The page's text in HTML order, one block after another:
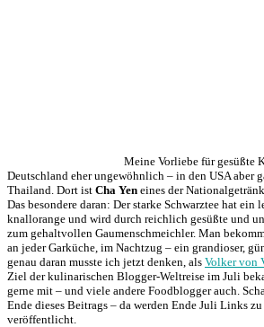
Meine Vorliebe für gesüßte
Deutschland eher ungewöhnlich – in den USA aber
Thailand. Dort ist Cha Yen eines der
Das besondere daran: Der starke Schwarztee hat ein
knallorange und wird durch reichlich gesüßte und
zum gehaltvollen Gaumenschmeichler. Man
an jeder Garküche, im Nachtzug – ein grandioser,
genau daran musste ich jetzt denken, als Volker von
Ziel der kulinarischen Blogger-Weltreise im Juli
gerne mit – und viele andere Foodblogger auch.
Ende dieses Beitrags – da werden Ende Juli Links
veröffentlicht.